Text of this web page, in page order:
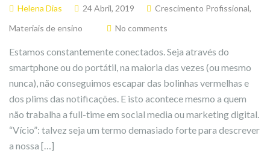
Helena Dias 24 Abril, 2019 Crescimento Profissional,
Materiais de ensino
No comments
Estamos constantemente conectados. Seja através do
smartphone ou do portátil, na maioria das vezes (ou mesmo
nunca), não conseguimos escapar das bolinhas vermelhas e
dos plims das notificações. E isto acontece mesmo a quem
não trabalha a full-time em social media ou marketing digital.
“Vício”: talvez seja um termo demasiado forte para descrever
a nossa […]